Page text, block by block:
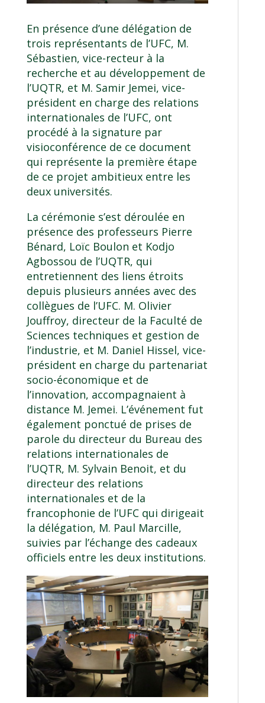
En présence d’une délégation de
trois représentants de l’UFC, M.
Sébastien, vice-recteur à la
recherche et au développement de
l’UQTR, et M. Samir Jemei, vice-
président en charge des relations
internationales de l’UFC, ont
procédé à la signature par
visioconférence de ce document
qui représente la première étape
de ce projet ambitieux entre les
deux universités.
La cérémonie s’est déroulée en
présence des professeurs Pierre
Bénard, Loïc Boulon et Kodjo
Agbossou de l’UQTR, qui
entretiennent des liens étroits
depuis plusieurs années avec des
collègues de l’UFC. M. Olivier
Jouffroy, directeur de la Faculté de
Sciences techniques et gestion de
l’industrie, et M. Daniel Hissel, vice-
président en charge du partenariat
socio-économique et de
l’innovation, accompagnaient à
distance M. Jemei. L’événement fut
également ponctué de prises de
parole du directeur du Bureau des
relations internationales de
l’UQTR, M. Sylvain Benoit, et du
directeur des relations
internationales et de la
francophonie de l’UFC qui dirigeait
la délégation, M. Paul Marcille,
suivies par l’échange des cadeaux
officiels entre les deux institutions.